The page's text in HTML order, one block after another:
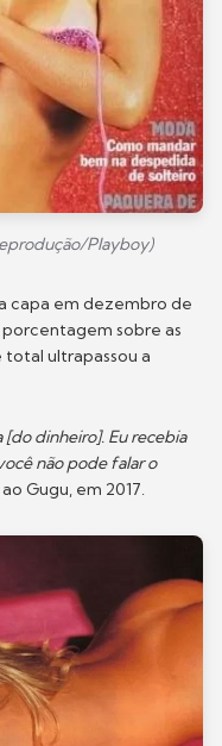
Playboy)
capa em dezembro de
sobre as
ultrapassou a
dinheiro]. Eu recebia
não pode falar o
Gugu, em 2017.